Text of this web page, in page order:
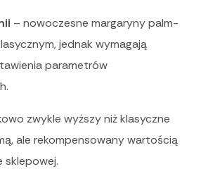
– nowoczesne margaryny palm-
jednak wymagają
parametrów
zwykle wyższy niż klasyczne
ale rekompensowany wartością
sklepowej.